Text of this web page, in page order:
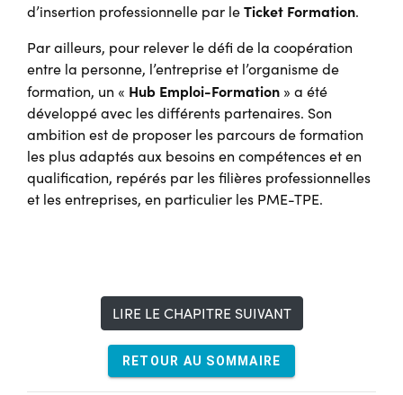
d’insertion professionnelle par leTicket Formation.
Par ailleurs, pour relever le défi de la coopération
entre la personne, l’entreprise et l’organisme de
formation, un « Hub Emploi-Formation » a été
développé avec les différents partenaires. Son
ambition est de proposer les parcours de formation
les plus adaptés aux besoins en compétences et en
qualification, repérés par les filières professionnelles
et les entreprises, en particulier les PME-TPE.
LIRE LE CHAPITRE SUIVANT
RETOUR AU SOMMAIRE